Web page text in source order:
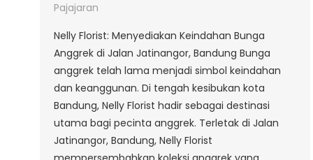
Pajajaran
Nelly Florist: Menyediakan Keindahan Bunga
Anggrek di Jalan Jatinangor, Bandung Bunga
anggrek telah lama menjadi simbol keindahan
dan keanggunan. Di tengah kesibukan kota
Bandung, Nelly Florist hadir sebagai destinasi
utama bagi pecinta anggrek. Terletak di Jalan
Jatinangor, Bandung, Nelly Florist